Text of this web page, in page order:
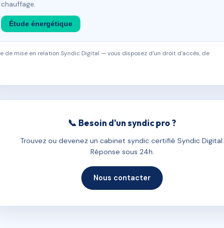
chauffage.
Étude énergétique
de mise en relation Syndic Digital — vous disposez d'un droit d'accès, de
📞 Besoin d'un syndic pro ?
Trouvez ou devenez un cabinet syndic certifié Syndic Digital.
Réponse sous 24h.
Nous contacter